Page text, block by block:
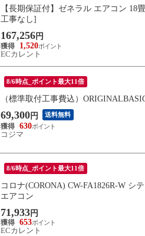
【長期保証付】ゼネラル エアコン
工事なし]
167,256 円
1,520
ECカレント
8/6時点_ポイント最大11倍
（標準取付工事費込）
69,300 円 送料無料
630
コジマ
8/6時点_ポイント最大11倍
コロナ(CORONA) CW-FA1826R-W シ
エアコン
71,933 円
653
ECカレント